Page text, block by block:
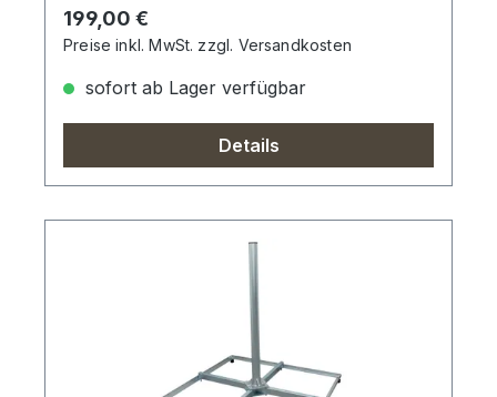
Regulärer Preis:
199,00 €
Preise inkl. MwSt. zzgl. Versandkosten
sofort ab Lager verfügbar
Details